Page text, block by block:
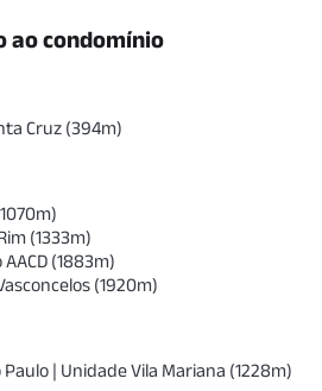
ao condomínio
Cruz (394m)
1070m)
(1333m)
(1883m)
(1920m)
Paulo | Unidade Vila Mariana (1228m)